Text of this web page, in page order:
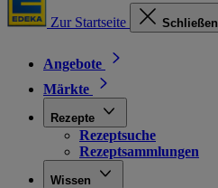
Zur Startseite Schließen
Angebote
Märkte
Rezepte
Rezeptsuche
Rezeptsammlungen
Wissen